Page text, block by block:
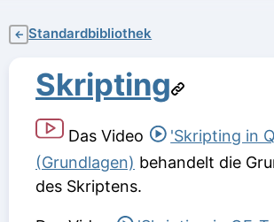
← Standardbibliothek
Skripting
Das Video
'Skripting in
(Grundlagen) behandelt die
des Skriptens.